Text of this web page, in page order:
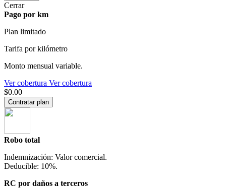
Cerrar
Pago por km
Plan limitado
Tarifa por kilómetro
Monto mensual variable.
Ver cobertura Ver cobertura
$0.00
Contratar plan
Robo total
Indemnización: Valor comercial.
Deducible: 10%.
RC por daños a terceros